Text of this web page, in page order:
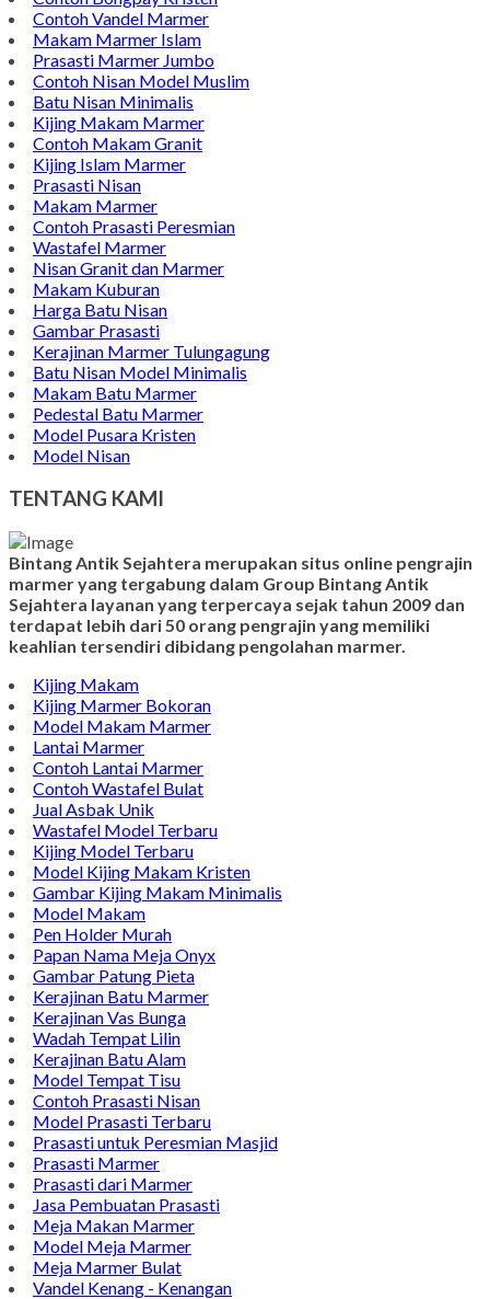
Contoh Vandel Marmer
Makam Marmer Islam
Prasasti Marmer Jumbo
Contoh Nisan Model Muslim
Batu Nisan Minimalis
Kijing Makam Marmer
Contoh Makam Granit
Kijing Islam Marmer
Prasasti Nisan
Makam Marmer
Contoh Prasasti Peresmian
Wastafel Marmer
Nisan Granit dan Marmer
Makam Kuburan
Harga Batu Nisan
Gambar Prasasti
Kerajinan Marmer Tulungagung
Batu Nisan Model Minimalis
Makam Batu Marmer
Pedestal Batu Marmer
Model Pusara Kristen
Model Nisan
TENTANG KAMI
Bintang Antik Sejahtera merupakan situs online pengrajin
marmer yang tergabung dalam Group Bintang Antik
Sejahtera layanan yang terpercaya sejak tahun 2009 dan
terdapat lebih dari 50 orang pengrajin yang memiliki
keahlian tersendiri dibidang pengolahan marmer.
Kijing Makam
Kijing Marmer Bokoran
Model Makam Marmer
Lantai Marmer
Contoh Lantai Marmer
Contoh Wastafel Bulat
Jual Asbak Unik
Wastafel Model Terbaru
Kijing Model Terbaru
Model Kijing Makam Kristen
Gambar Kijing Makam Minimalis
Model Makam
Pen Holder Murah
Papan Nama Meja Onyx
Gambar Patung Pieta
Kerajinan Batu Marmer
Kerajinan Vas Bunga
Wadah Tempat Lilin
Kerajinan Batu Alam
Model Tempat Tisu
Contoh Prasasti Nisan
Model Prasasti Terbaru
Prasasti untuk Peresmian Masjid
Prasasti Marmer
Prasasti dari Marmer
Jasa Pembuatan Prasasti
Meja Makan Marmer
Model Meja Marmer
Meja Marmer Bulat
Vandel Kenang - Kenangan